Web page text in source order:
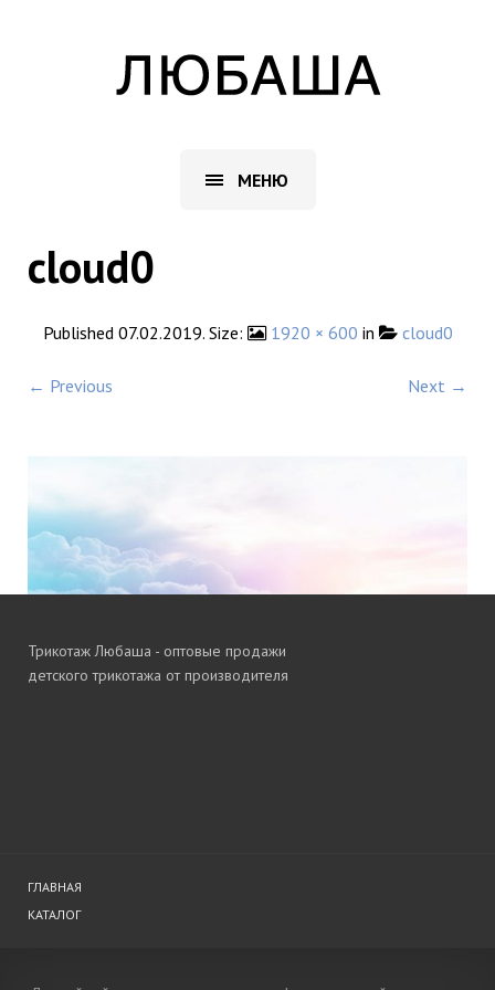
МЕНЮ
cloud0
Published 07.02.2019. Size: 1920 × 600 in cloud0
← Previous Next →
Трикотаж Любаша - оптовые продажи
детского трикотажа от производителя
ГЛАВНАЯ
КАТАЛОГ